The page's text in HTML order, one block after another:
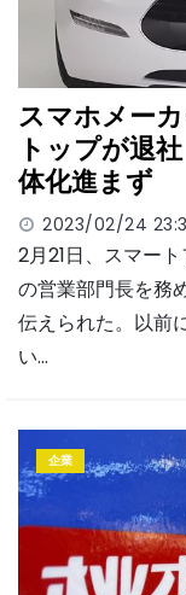
スマホメー
トップが退
体化進まず
2023/02/24
2月21日、スマー
の営業部門長を務
伝えられた。以前
い…
企業